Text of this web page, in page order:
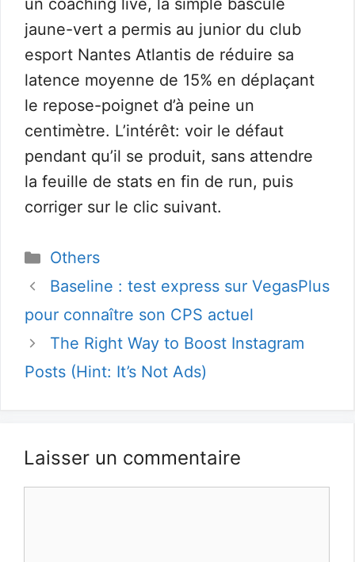
un coaching live, la simple bascule
jaune-vert a permis au junior du club
esport Nantes Atlantis de réduire sa
latence moyenne de 15% en déplaçant
le repose-poignet d’à peine un
centimètre. L’intérêt: voir le défaut
pendant qu’il se produit, sans attendre
la feuille de stats en fin de run, puis
corriger sur le clic suivant.
Catégories
Others
Baseline : test express sur VegasPlus
pour connaître son CPS actuel
The Right Way to Boost Instagram
Posts (Hint: It’s Not Ads)
Laisser un commentaire